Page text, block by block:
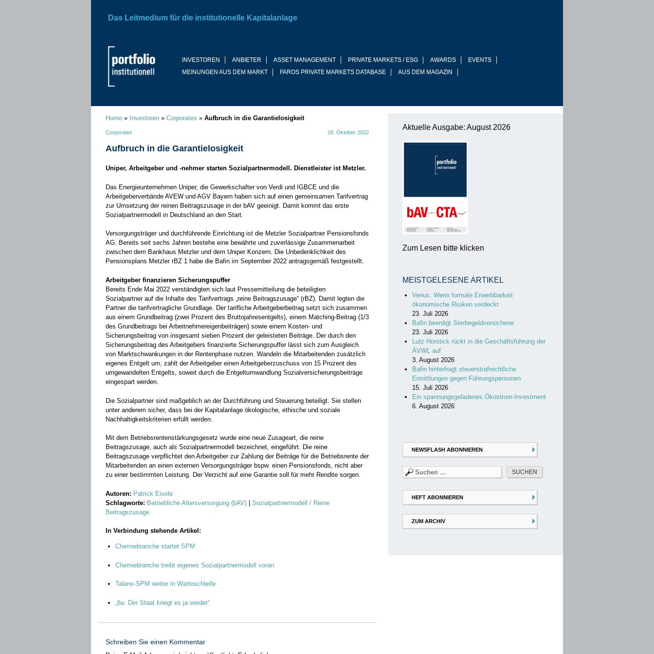
INVESTOREN ANBIETER ASSET MANAGEMENT PRIVATE MARKETS / ESG AWARDS
EVENTS
MEINUNGEN AUS DEM MARKT
FAROS PRIVATE MARKETS DATABASE AUS DEM MAGAZIN
Das Leitmedium für die institutionelle Kapitalanlage
Home » Investoren » Corporates » Aufbruch in die Garantielosigkeit
Corporates 28. Oktober 2022
Aufbruch in die Garantielosigkeit
Uniper, Arbeitgeber und -nehmer starten Sozialpartnermodell. Dienstleister ist Metzler.
Das Energieunternehmen Uniper, die Gewerkschafter von Verdi und IGBCE und die
Arbeitgeberverbände AVEW und AGV Bayern haben sich auf einen gemeinsamen Tarifvertrag
zur Umsetzung der reinen Beitragszusage in der bAV geeinigt. Damit kommt das erste
Sozialpartnermodell in Deutschland an den Start.
Versorgungsträger und durchführende Einrichtung ist die Metzler Sozialpartner Pensionsfonds
AG. Bereits seit sechs Jahren bestehe eine bewährte und zuverlässige Zusammenarbeit
zwischen dem Bankhaus Metzler und dem Uniper Konzern. Die Unbedenklichkeit des
Pensionsplans Metzler rBZ 1 habe die Bafin im September 2022 antragsgemäß festgestellt.
Arbeitgeber finanzieren Sicherungspuffer
Bereits Ende Mai 2022 verständigten sich laut Pressemitteilung die beteiligten
Sozialpartner auf die Inhalte des Tarifvertrags „reine Beitragszusage“ (rBZ). Damit legten die
Partner die tarifvertragliche Grundlage. Der tarifliche Arbeitgeberbeitrag setzt sich zusammen
aus einem Grundbeitrag (zwei Prozent des Bruttojahresentgelts), einem Matching-Beitrag (1/3
des Grundbeitrags bei Arbeitnehmereigenbeiträgen) sowie einem Kosten- und
Sicherungsbeitrag von insgesamt sieben Prozent der geleisteten Beiträge. Der durch den
Sicherungsbeitrag des Arbeitgebers finanzierte Sicherungspuffer lässt sich zum Ausgleich
von Marktschwankungen in der Rentenphase nutzen. Wandeln die Mitarbeitenden zusätzlich
eigenes Entgelt um, zahlt der Arbeitgeber einen Arbeitgeberzuschuss von 15 Prozent des
umgewandelten Entgelts, soweit durch die Entgeltumwandlung Sozialversicherungsbeiträge
eingespart werden.
Die Sozialpartner sind maßgeblich an der Durchführung und Steuerung beteiligt. Sie stellen
unter anderem sicher, dass bei der Kapitalanlage ökologische, ethische und soziale
Nachhaltigkeitskriterien erfüllt werden.
Mit dem Betriebsrentenstärkungsgesetz wurde eine neue Zusageart, die reine
Beitragszusage, auch als Sozialpartnermodell bezeichnet, eingeführt. Die reine
Beitragszusage verpflichtet den Arbeitgeber zur Zahlung der Beiträge für die Betriebsrente der
Mitarbeitenden an einen externen Versorgungsträger bspw. einen Pensionsfonds, nicht aber
zu einer bestimmten Leistung. Der Verzicht auf eine Garantie soll für mehr Rendite sorgen.
Autoren: Patrick Eisele
Schlagworte: Betriebliche Altersversorgung (bAV) | Sozialpartnermodell / Reine
Beitragszusage
In Verbindung stehende Artikel:
Chemiebranche startet SPM
Chemiebranche treibt eigenes Sozialpartnermodell voran
Talanx-SPM weiter in Warteschleife
„6a: Der Staat kriegt es ja wieder“
Schreiben Sie einen Kommentar
Aktuelle Ausgabe: August 2026
Zum Lesen bitte klicken
MEISTGELESENE ARTIKEL
Verius: Wenn formale Erwerbbarkeit
ökonomische Risiken verdeckt
23. Juli 2026
Bafin beerdigt Sterbegeldversicherer
23. Juli 2026
Lutz Horstick rückt in die Geschäftsführung der
ÄVWL auf
3. August 2026
Bafin hinterfragt steuerstrafrechtliche
Ermittlungen gegen Führungspersonen
15. Juli 2026
Ein spannungsgeladenes Ökostrom-Investment
6. August 2026
NEWSFLASH ABONNIEREN
Suchen
nach:
HEFT ABONNIEREN
ZUM ARCHIV